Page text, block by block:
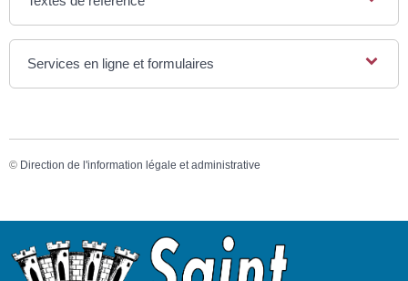
Services en ligne et formulaires
© Direction de l'information légale et administrative